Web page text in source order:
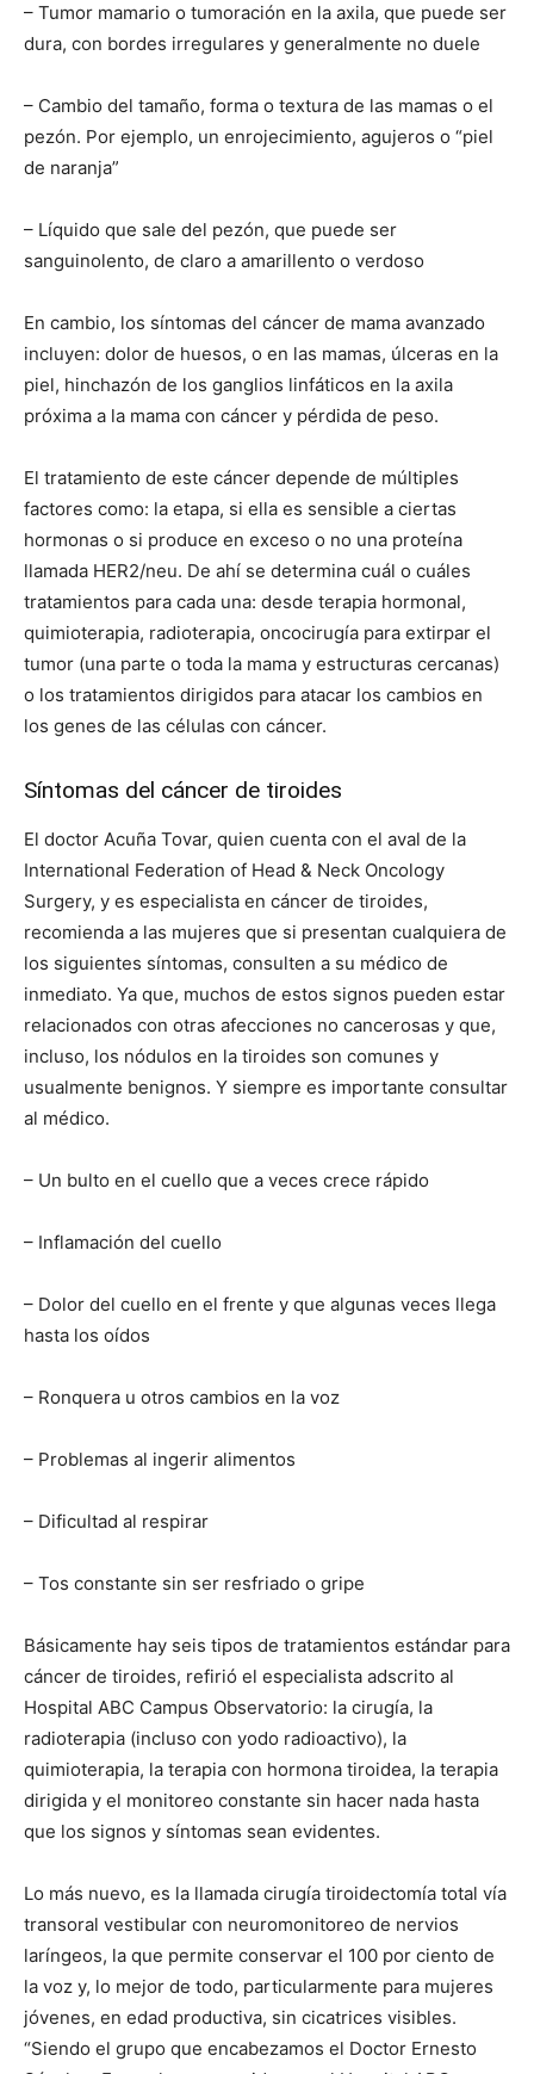
– Tumor mamario o tumoración en la axila, que puede ser
dura, con bordes irregulares y generalmente no duele
– Cambio del tamaño, forma o textura de las mamas o el
pezón. Por ejemplo, un enrojecimiento, agujeros o “piel
de naranja”
– Líquido que sale del pezón, que puede ser
sanguinolento, de claro a amarillento o verdoso
En cambio, los síntomas del cáncer de mama avanzado
incluyen: dolor de huesos, o en las mamas, úlceras en la
piel, hinchazón de los ganglios linfáticos en la axila
próxima a la mama con cáncer y pérdida de peso.
El tratamiento de este cáncer depende de múltiples
factores como: la etapa, si ella es sensible a ciertas
hormonas o si produce en exceso o no una proteína
llamada HER2/neu. De ahí se determina cuál o cuáles
tratamientos para cada una: desde terapia hormonal,
quimioterapia, radioterapia, oncocirugía para extirpar el
tumor (una parte o toda la mama y estructuras cercanas)
o los tratamientos dirigidos para atacar los cambios en
los genes de las células con cáncer.
Síntomas del cáncer de tiroides
El doctor Acuña Tovar, quien cuenta con el aval de la
International Federation of Head & Neck Oncology
Surgery, y es especialista en cáncer de tiroides,
recomienda a las mujeres que si presentan cualquiera de
los siguientes síntomas, consulten a su médico de
inmediato. Ya que, muchos de estos signos pueden estar
relacionados con otras afecciones no cancerosas y que,
incluso, los nódulos en la tiroides son comunes y
usualmente benignos. Y siempre es importante consultar
al médico.
– Un bulto en el cuello que a veces crece rápido
– Inflamación del cuello
– Dolor del cuello en el frente y que algunas veces llega
hasta los oídos
– Ronquera u otros cambios en la voz
– Problemas al ingerir alimentos
– Dificultad al respirar
– Tos constante sin ser resfriado o gripe
Básicamente hay seis tipos de tratamientos estándar para
cáncer de tiroides, refirió el especialista adscrito al
Hospital ABC Campus Observatorio: la cirugía, la
radioterapia (incluso con yodo radioactivo), la
quimioterapia, la terapia con hormona tiroidea, la terapia
dirigida y el monitoreo constante sin hacer nada hasta
que los signos y síntomas sean evidentes.
Lo más nuevo, es la llamada cirugía tiroidectomía total vía
transoral vestibular con neuromonitoreo de nervios
laríngeos, la que permite conservar el 100 por ciento de
la voz y, lo mejor de todo, particularmente para mujeres
jóvenes, en edad productiva, sin cicatrices visibles.
“Siendo el grupo que encabezamos el Doctor Ernesto